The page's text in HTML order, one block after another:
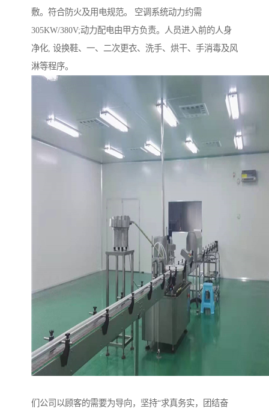
敷。符合防火及用电规范。 空调系统动力约需
305KW/380V;动力配电由甲方负责。人员进入前的人身
净化, 设换鞋、一、二次更衣、洗手、烘干、手消毒及风
淋等程序。
们公司以顾客的需要为导向，坚持“求真务实，团结奋